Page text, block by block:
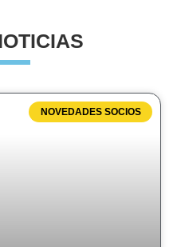
NOVEDADES SOCIOS